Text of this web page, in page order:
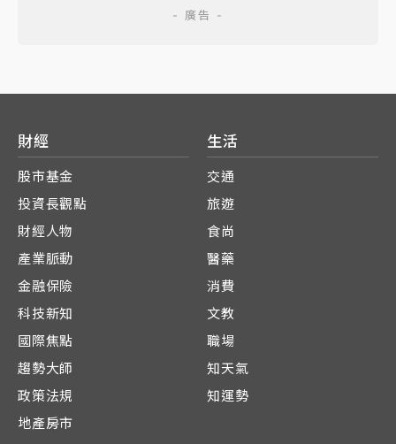
財經
股市基金
投資長觀點
財經人物
產業脈動
金融保險
科技新知
國際焦點
趨勢大師
政策法規
地產房市
生活
交通
旅遊
食尚
醫藥
消費
文教
職場
知天氣
知運勢